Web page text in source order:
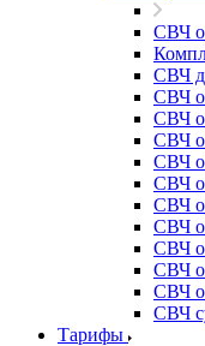
СВЧ
СВЧ
СВЧ
СВЧ
СВЧ
СВЧ
СВЧ
СВЧ
СВЧ
СВЧ
СВЧ
СВЧ
СВЧ
Тарифы